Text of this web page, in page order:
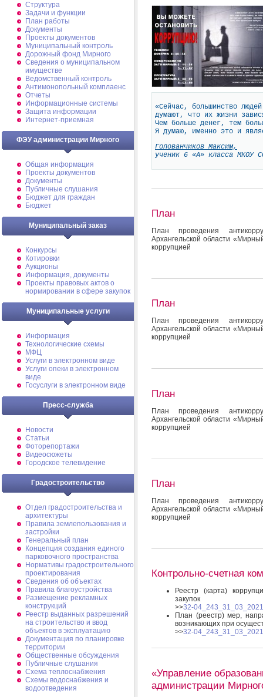
Структура
Задачи и функции
План работы
Документы
Проекты документов
Муниципальный контроль
Дорожный фонд Мирного
Cведения о муниципальном
имуществе
Ведомственный контроль
Антимонопольный комплаенс
Отчеты
Информационные системы
Защита информации
Интернет-приемная
ФЭУ администрации Мирного
Общая информация
Проекты документов
Документы
Публичные слушания
Бюджет для граждан
Бюджет
Муниципальный заказ
Конкурсы
Котировки
Аукционы
Информация, документы
Проекты правовых актов о
нормировании в сфере закупок
Муниципальные услуги
Информация
Технологические схемы
МФЦ
Услуги в электронном виде
Услуги опеки в электронном
виде
Госуслуги в электронном виде
Пресс-служба
Новости
Статьи
Фоторепортажи
Видеосюжеты
Городское телевидение
Градостроительство
Отдел градостроительства и
архитектуры
Правила землепользования и
застройки
Генеральный план
Концепция создания единого
парковочного пространства
Нормативы градостроительного
проектирования
Сведения об объектах
Правила благоустройства
Размещение рекламных
конструкций
Реестр выданных разрешений
на строительство и ввод
объектов в эксплуатацию
Документация по планировке
территории
Общественные обсуждения
Публичные слушания
Схема теплоснабжения
Схемы водоснабжения и
водоотведения
«Сейчас, большинство
думают, что их жизни
Чем больше денег, тем
Я думаю, именно это и
Голованчиков Максим,
ученик 6 «А» класса МКОУ
План
План проведения
Архангельской области
коррупцией
План
План проведения
Архангельской области
коррупцией
План
План проведения
Архангельской области
коррупцией
План
План проведения
Архангельской области
коррупцией
Контрольно-счетная
Реестр (карта)
закупок
>>32-
План (реестр) мер,
возникающих при
>>32-
«Управление
администрации